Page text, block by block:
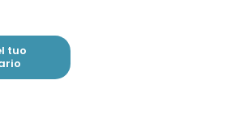
tuo